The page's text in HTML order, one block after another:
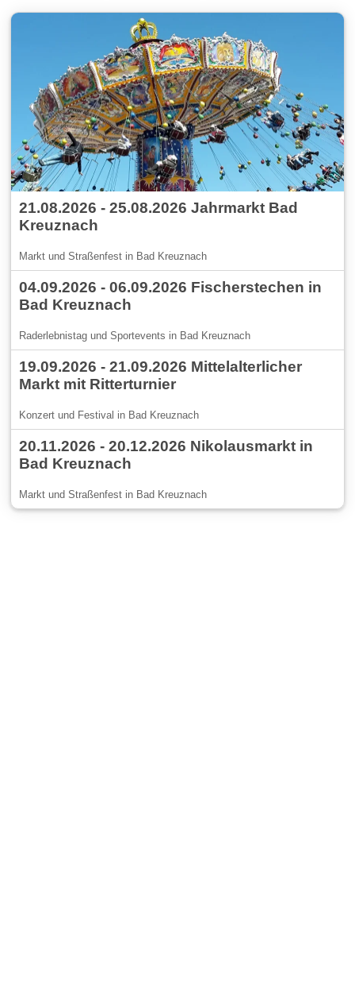
21.08.2026 - 25.08.2026 Jahrmarkt Bad
Kreuznach
Markt und Straßenfest in Bad Kreuznach
04.09.2026 - 06.09.2026 Fischerstechen in
Bad Kreuznach
Raderlebnistag und Sportevents in Bad Kreuznach
19.09.2026 - 21.09.2026 Mittelalterlicher
Markt mit Ritterturnier
Konzert und Festival in Bad Kreuznach
20.11.2026 - 20.12.2026 Nikolausmarkt in
Bad Kreuznach
Markt und Straßenfest in Bad Kreuznach